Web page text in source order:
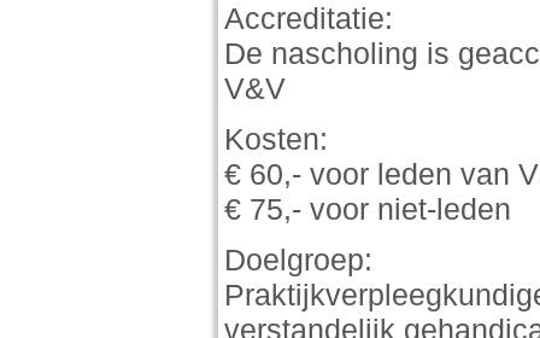
Accreditatie:
De nascholing is
V&V
Kosten:
€ 60,- voor leden van
€ 75,- voor niet-leden
Doelgroep:
verstandelijk